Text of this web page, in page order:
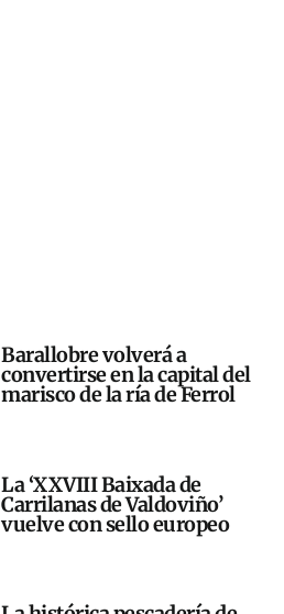
Barallobre volverá a
convertirse en la capital del
marisco de la ría de Ferrol
La ‘XXVIII Baixada de
Carrilanas de Valdoviño’
vuelve con sello europeo